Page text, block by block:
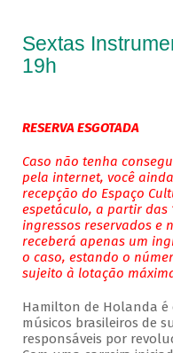
Sextas
19h
RESERVA ESGOTADA
Caso não tenha
pela internet, você
recepção do Espaço
espetáculo, a partir das
ingressos reservados e
receberá apenas um
o caso, estando o
sujeito à lotação
Hamilton de Holanda é
músicos brasileiros de
responsáveis por